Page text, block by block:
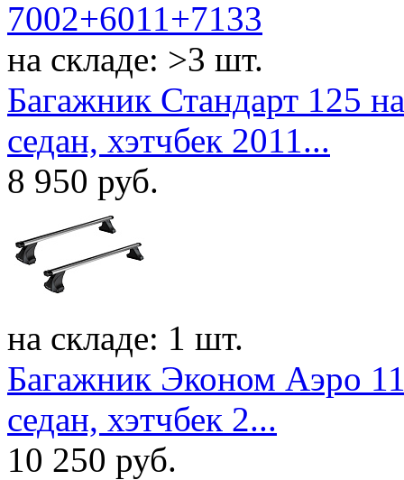
на складе: >3 шт.
Багажник Стандарт 125
седан, хэтчбек 2011...
8 950 руб.
на складе: 1 шт.
Багажник Эконом Аэро
седан, хэтчбек 2...
10 250 руб.